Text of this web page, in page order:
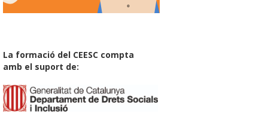
La formació del CEESC compta
amb el suport de: